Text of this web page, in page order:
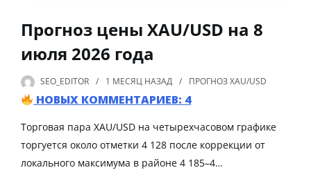
Прогноз цены XAU/USD на 8
июля 2026 года
SEO_EDITOR 1 МЕСЯЦ НАЗАД ПРОГНОЗ XAU/USD
НОВЫХ КОММЕНТАРИЕВ: 4
Торговая пара XAU/USD на четырехчасовом графике
торгуется около отметки 4 128 после коррекции от
локального максимума в районе 4 185–4…